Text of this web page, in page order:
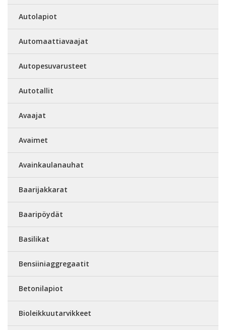
Autolapiot
Automaattiavaajat
Autopesuvarusteet
Autotallit
Avaajat
Avaimet
Avainkaulanauhat
Baarijakkarat
Baaripöydät
Basilikat
Bensiiniaggregaatit
Betonilapiot
Bioleikkuutarvikkeet